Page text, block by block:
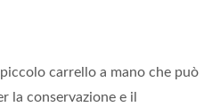
carrello a mano che può
la conservazione e il